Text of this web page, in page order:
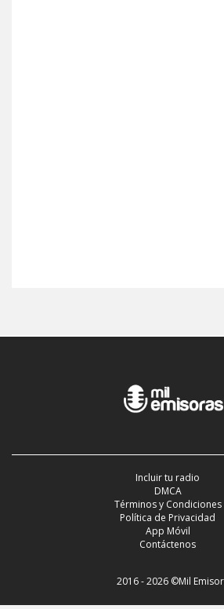
Incluir tu radio
DMCA
Términos y Condiciones
Política de Privacidad
App Móvil
Contáctenos
2016 - 2026 ©Mil